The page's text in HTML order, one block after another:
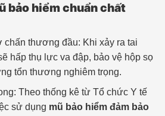
bảo hiểm chuẩn chất
chấn thương đầu: Khi xảy ra tai
hấp thụ lực va đập, bảo vệ hộp sọ
tổn thương nghiêm trọng.
Theo thống kê từ Tổ chức Y tế
sử dụng mũ bảo hiểm đảm bảo